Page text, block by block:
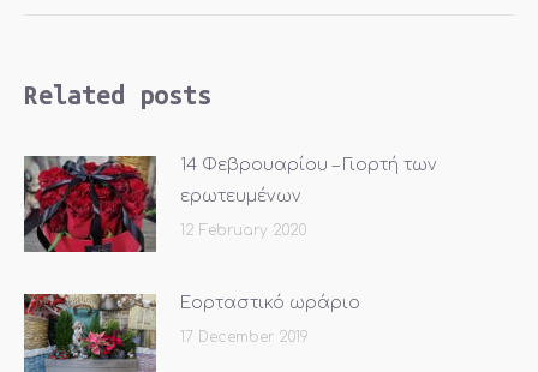
Related posts
14 Φεβρουαρίου – Γιορτή των
ερωτευμένων
12 February 2020
Εορταστικό ωράριο
17 December 2019